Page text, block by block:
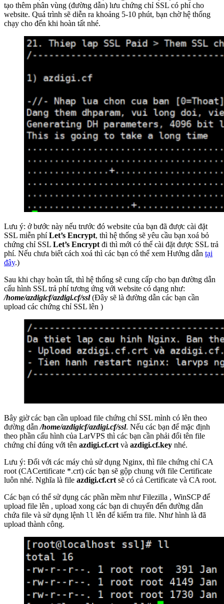
tạo thêm phân vùng (đường dẫn) lưu chứng chỉ SSL có phí cho
website. Quá trình sẽ diễn ra khoảng 5-10 phút, bạn chờ hệ thống
chạy cho đến khi hoàn tất nhé.
Lưu ý: ở bước này nếu trước đó website của bạn đã được cài đặt
SSL miễn phíLet’s Encrypt, thì hệ thống sẽ yêu cầu bạn xoá bỏ
chứng chỉ SSL Let’s Encrypt đi thì mới có thể cài đặt được SSL trả
phí. Nếu chưa biết cách xoá thì các bạn có thể xem Hướng dẫn tại
đây.)
Sau khi chạy hoàn tất, thì hệ thống sẽ cung cấp cho bạn đường dẫn
cấu hình SSL trả phí tương ứng với website có dạng như:
/home/azdigicf/azdigi.cf/ssl(Đây sẽ là đường dẫn các bạn cần
upload các chứng chỉ SSL lên )
Bây giờ các bạn cần upload file chứng chỉ SSL mình có lên theo
đường dẫn/home/azdigicf/azdigi.cf/ssl. Nếu các bạn để mặc định
theo phần cấu hình của LarVPS thì các bạn cần phải đổi tên file
chứng chỉ đúng với tên azdigi.cf.crt và azdigi.cf.key nhé.
Lưu ý: Đối với các máy chủ sử dụng Nginx, thì file chứng chỉ CA
root (CACertificate *.crt) các bạn sẽ gộp chung với file Certificate
luôn nhé. Nghĩa là file azdigi.cf.crt sẽ có cả Certificate và CA root.
Các bạn có thể sử dụng các phần mềm như Filezilla , WinSCP để
upload file lên , upload xong các bạn di chuyển đến đường dẫn
chứa file và sử dụng lệnh ll lên để kiểm tra file. Như hình là đã
upload thành công.